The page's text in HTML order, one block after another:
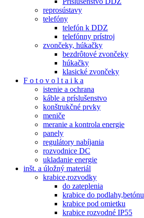
reprosústavy
telefóny
telefón k DDZ
telefónny prístroj
zvončeky, húkačky
bezdrôtové zvončeky
húkačky
klasické zvončeky
F o t o v o l t a i k a
istenie a ochrana
káble a príslušenstvo
konštrukčné prvky
meniče
meranie a kontrola energie
panely
regulátory nabíjania
rozvodnice DC
ukladanie energie
inšt. a úložný materiál
krabice,rozvodky
do zateplenia
krabice do podlahy,betónu
krabice pod omietku
krabice rozvodné IP55